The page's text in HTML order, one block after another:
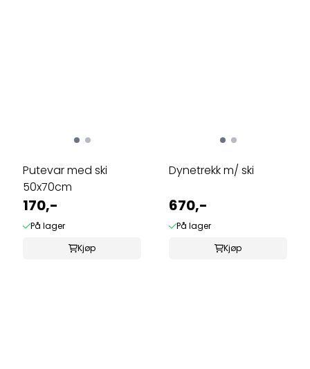
Putevar med ski
50x70cm
170,-
På lager
Kjøp
Dynetrekk m/ ski
670,-
På lager
Kjøp